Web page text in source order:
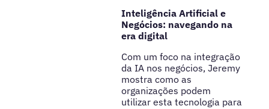
Inteligência Artificial e
Negócios: navegando na
era digital
Com um foco na integração
da IA nos negócios, Jeremy
mostra como as
organizações podem
utilizar esta tecnologia para